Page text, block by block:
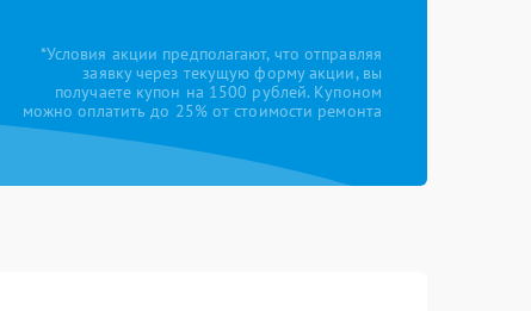
*Условия акции предполагают, что отправляя
заявку через текущую форму акции, вы
получаете купон на 1500 рублей. Купоном
можно оплатить до 25% от стоимости ремонта